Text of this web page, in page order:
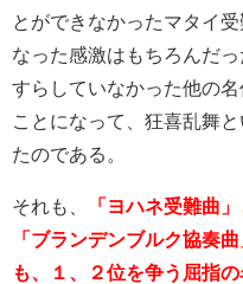
とができなかったマタイ
なった感激はもちろんだ
すらしていなかった他の
ことになって、狂喜乱舞
たのである。
それも、
「ヨハネ受難曲
「ブランデンブルク協奏
も、１、２位を争う屈指の